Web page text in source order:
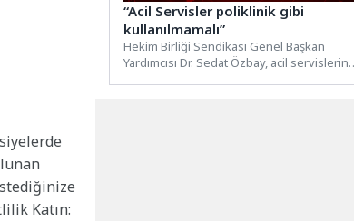
Katın:
“Acil Servisler poliklinik gibi
kullanılmamalı”
Hekim Birliği Sendikası Genel Başkan
Yardımcısı Dr. Sedat Özbay, acil servislerin